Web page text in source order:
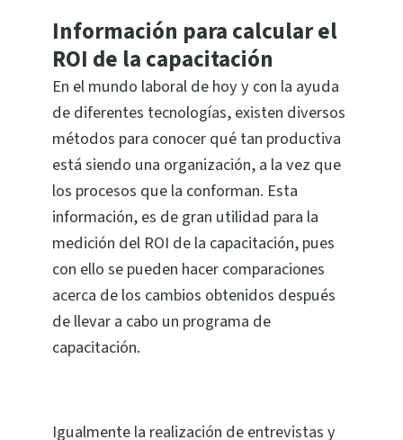
Información para calcular el
ROI de la capacitación
En el mundo laboral de hoy y con la ayuda
de diferentes tecnologías, existen diversos
métodos para conocer qué tan productiva
está siendo una organización, a la vez que
los procesos que la conforman. Esta
información, es de gran utilidad para la
medición del ROI de la capacitación, pues
con ello se pueden hacer comparaciones
acerca de los cambios obtenidos después
de llevar a cabo un programa de
capacitación.
Igualmente la realización de entrevistas y